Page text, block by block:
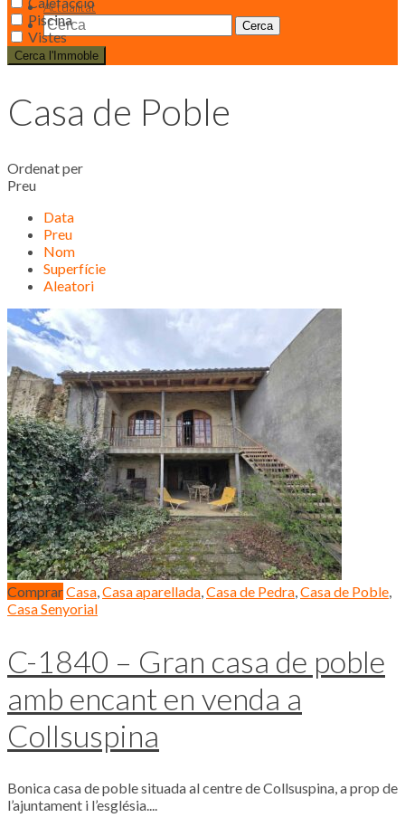
Actualitat
Piscina
Vistes
Cerca l'Immoble
Casa de Poble
Ordenat per
Preu
Data
Preu
Nom
Superfície
Aleatori
ComprarCasa,Casa aparellada,Casa de Pedra,Casa de Poble,
Casa Senyorial
C-1840 – Gran casa de poble
amb encant en venda a
Collsuspina
Bonica casa de poble situada al centre de Collsuspina, a prop de
l’ajuntament i l’església....